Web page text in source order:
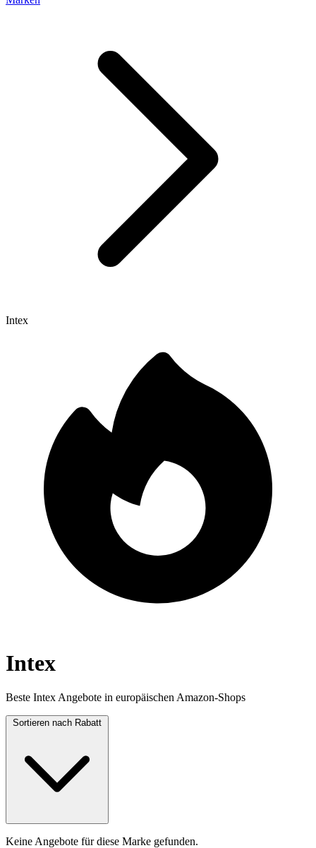
Intex
Intex
Beste Intex Angebote in europäischen Amazon-Shops
Sortieren nach Rabatt
Keine Angebote für diese Marke gefunden.